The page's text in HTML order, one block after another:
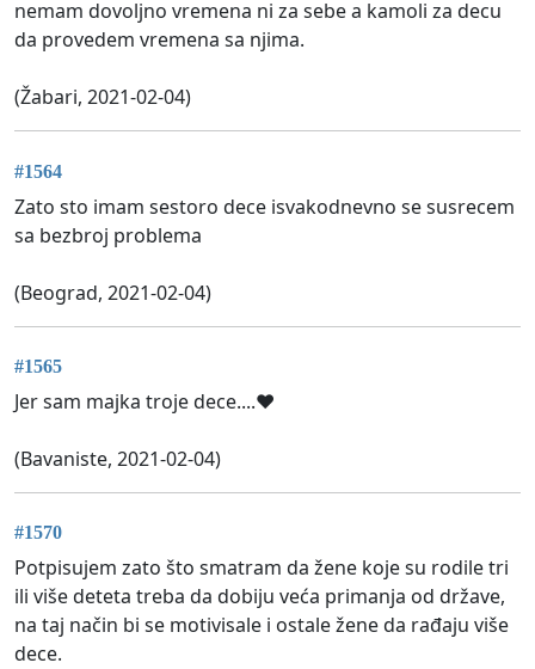
nemam dovoljno vremena ni za sebe a kamoli za decu
da provedem vremena sa njima.
(Žabari, 2021-02-04)
#1564
Zato sto imam sestoro dece isvakodnevno se susrecem
sa bezbroj problema
(Beograd, 2021-02-04)
#1565
Jer sam majka troje dece....❤️
(Bavaniste, 2021-02-04)
#1570
Potpisujem zato što smatram da žene koje su rodile tri
ili više deteta treba da dobiju veća primanja od države,
na taj način bi se motivisale i ostale žene da rađaju više
dece.